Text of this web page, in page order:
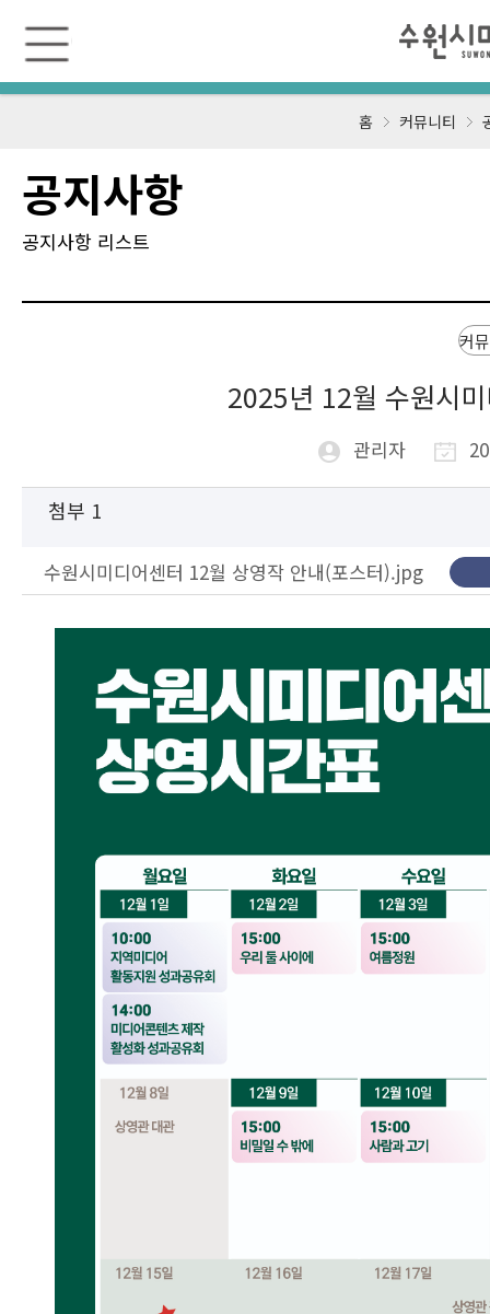
어
홈 커뮤니티
공지사항
공지사항 리스트
커
2025년 12월 수원시
관리자
첨부 1
수원시미디어센터 12월 상영작 안내(포스터).jpg